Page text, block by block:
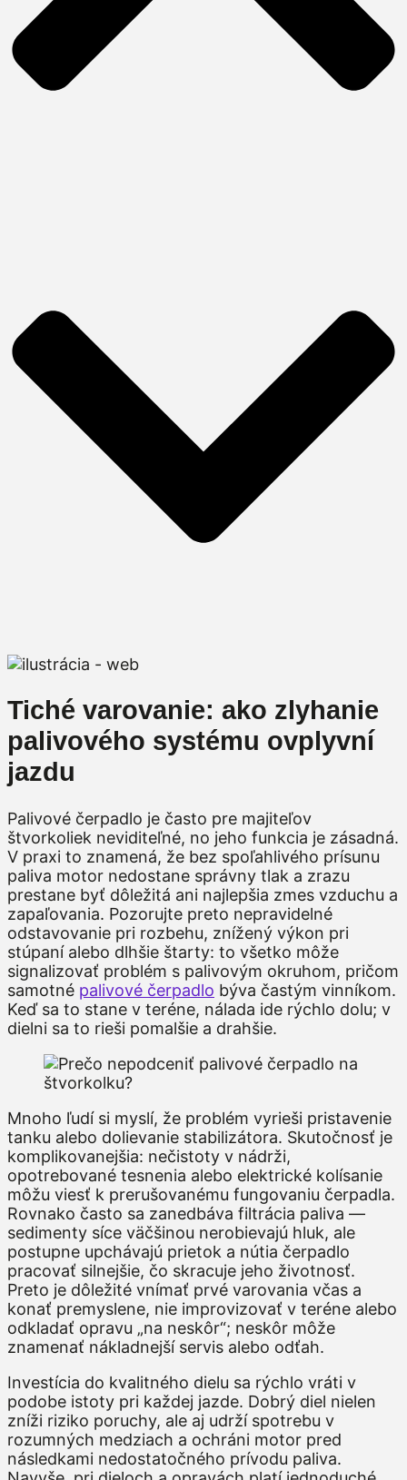
Tiché varovanie: ako zlyhanie
palivového systému ovplyvní
jazdu
Palivové čerpadlo je často pre majiteľov
štvorkoliek neviditeľné, no jeho funkcia je zásadná.
V praxi to znamená, že bez spoľahlivého prísunu
paliva motor nedostane správny tlak a zrazu
prestane byť dôležitá ani najlepšia zmes vzduchu a
zapaľovania. Pozorujte preto nepravidelné
odstavovanie pri rozbehu, znížený výkon pri
stúpaní alebo dlhšie štarty: to všetko môže
signalizovať problém s palivovým okruhom, pričom
samotné palivové čerpadlo býva častým vinníkom.
Keď sa to stane v teréne, nálada ide rýchlo dolu; v
dielni sa to rieši pomalšie a drahšie.
Mnoho ľudí si myslí, že problém vyrieši pristavenie
tanku alebo dolievanie stabilizátora. Skutočnosť je
komplikovanejšia: nečistoty v nádrži,
opotrebované tesnenia alebo elektrické kolísanie
môžu viesť k prerušovanému fungovaniu čerpadla.
Rovnako často sa zanedbáva filtrácia paliva —
sedimenty síce väčšinou nerobievajú hluk, ale
postupne upchávajú prietok a nútia čerpadlo
pracovať silnejšie, čo skracuje jeho životnosť.
Preto je dôležité vnímať prvé varovania včas a
konať premyslene, nie improvizovať v teréne alebo
odkladať opravu „na neskôr“; neskôr môže
znamenať nákladnejší servis alebo odťah.
Investícia do kvalitného dielu sa rýchlo vráti v
podobe istoty pri každej jazde. Dobrý diel nielen
zníži riziko poruchy, ale aj udrží spotrebu v
rozumných medziach a ochráni motor pred
následkami nedostatočného prívodu paliva.